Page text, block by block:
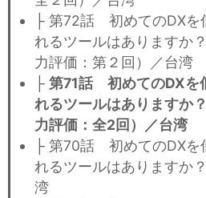
├ 第72話 初めてのDXを
れるツールはありますか
力評価：第２回）／台湾
├ 第71話 初めてのDXを
れるツールはありますか
力評価：全2回）／台湾
├ 第70話 初めてのDXを
れるツールはありますか
湾